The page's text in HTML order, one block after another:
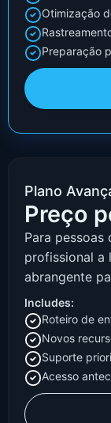
Otimização
Preparação
Plano
Preço
Para pessoas
profissional a
abrangente
Includes:
Roteiro de
Novos
Suporte
Acesso